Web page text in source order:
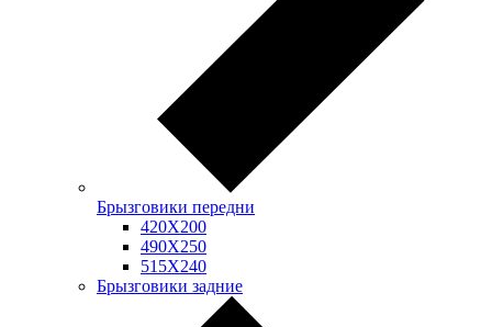
Брызговики передни
420Х200
490Х250
515Х240
Брызговики задние